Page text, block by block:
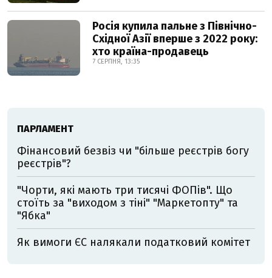
Росія купила пальне з Північно-
Східної Азії вперше з 2022 року:
хто країна-продавець
7 СЕРПНЯ, 13:35
ПАРЛАМЕНТ
Фінансовий безвіз чи "більше реєстрів богу
реєстрів"?
"Чорти, які мають три тисячі ФОПів". Що
стоїть за "виходом з тіні" "Маркетопту" та
"Ябка"
Як вимоги ЄС налякали податковий комітет